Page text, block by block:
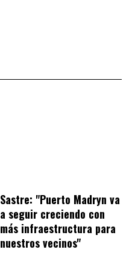
Sastre: "Puerto Madryn va
a seguir creciendo con
más infraestructura para
nuestros vecinos"